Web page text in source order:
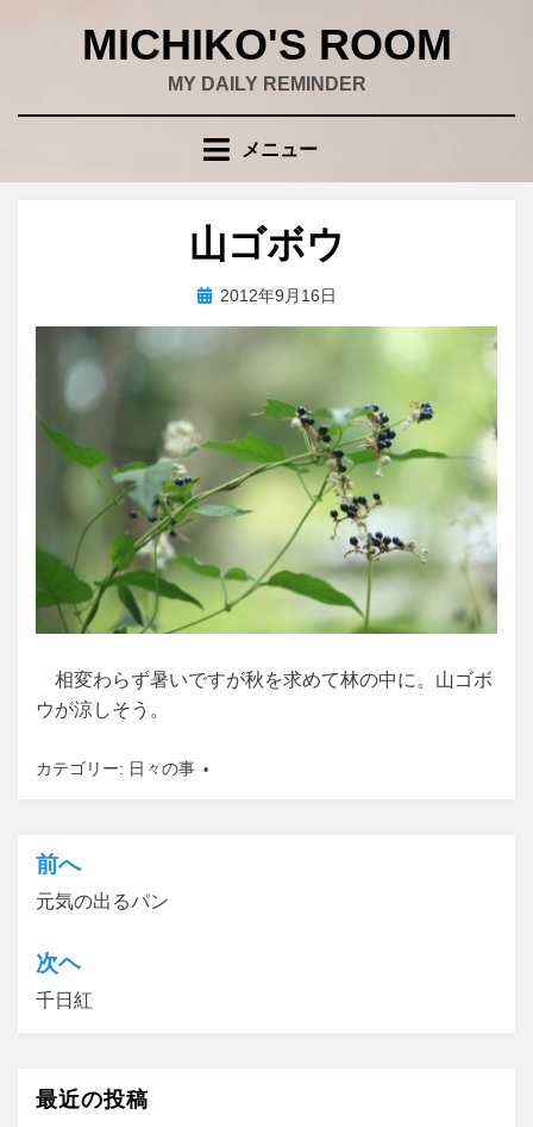
MICHIKO'S ROOM
MY DAILY REMINDER
メニュー
山ゴボウ
投稿者wad
投 2012年9月16日
相変わらず暑いですが秋を求めて林の中に。山ゴボ
ウが涼しそう。
カテゴリー: 日々の事
投
稿
ナ
ビ
シ
前へ
元気の出るパン
次ヘ
千日紅
最近の投稿